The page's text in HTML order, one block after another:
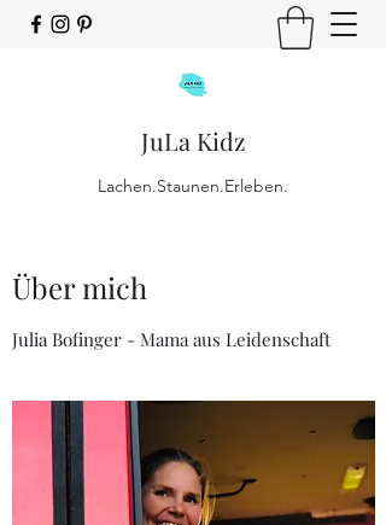
JuLa Kidz
Lachen.Staunen.Erleben.
Über mich
Julia Bofinger - Mama aus Leidenschaft